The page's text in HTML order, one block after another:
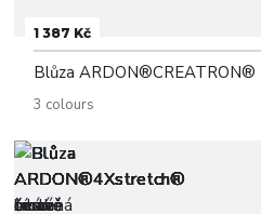
1 387 Kč
Blůza ARDON®CREATRON®
3 colours